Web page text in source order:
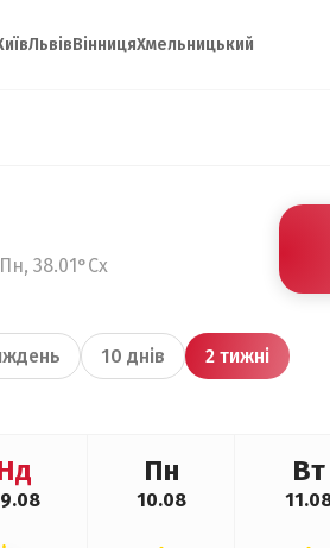
ЛьвівВінницяХмельницький
38.01°Сх
10 днів 2 тижні
Пн
10.08
Вт